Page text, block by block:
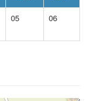
05 06